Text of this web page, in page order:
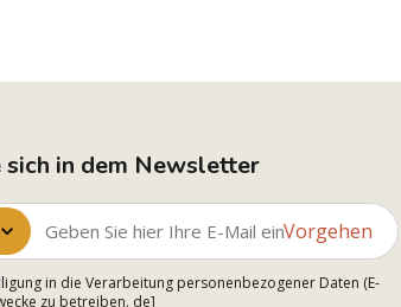
sich in dem Newsletter
Vorgehen
in die Verarbeitung personenbezogener Daten (E-
zu betreiben. de]